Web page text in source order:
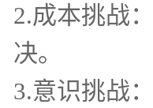
2.成本挑战
决。
3.意识挑战